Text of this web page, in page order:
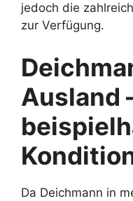
jedoch die
zur Verfügung.
Ausland
Da Deichmann in